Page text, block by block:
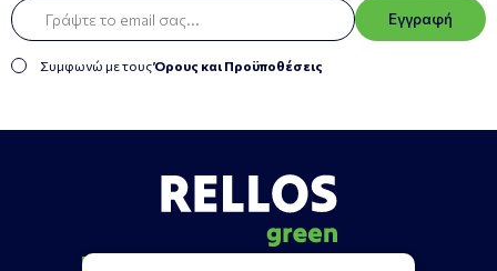
Εγγραφή
Συμφωνώ με τουςΌρους και Προϋποθέσεις
Πληροφορίες